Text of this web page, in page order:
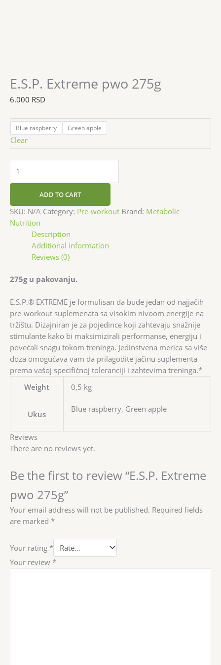
E.S.P. Extreme pwo 275g
6.000 RSD
Blue raspberry Green apple
Clear
ADD TO CART
SKU: N/A Category: Pre-workout Brand: Metabolic
Nutrition
Description
Additional information
Reviews (0)
275g u pakovanju.
E.S.P.® EXTREME je formulisan da bude jedan od najjačih
pre-workout suplemenata sa visokim nivoom energije na
tržištu. Dizajniran je za pojedince koji zahtevaju snažnije
stimulante kako bi maksimizirali performanse, energiju i
povećali snagu tokom treninga. Jedinstvena merica sa više
doza omogućava vam da prilagodite jačinu suplementa
prema vašoj specifičnoj toleranciji i zahtevima treninga.*
Weight
0,5 kg
Ukus
Blue raspberry, Green apple
Reviews
There are no reviews yet.
Be the first to review “E.S.P. Extreme
pwo 275g”
Your email address will not be published. Required fields
are marked *
Your rating *
Your review *